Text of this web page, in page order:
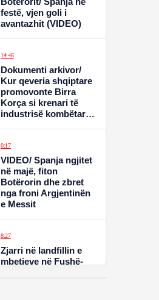
festë, vjen goli i
avantazhit (VIDEO)
14:46
Dokumenti arkivor/
Kur qeveria shqiptare
promovonte Birra
Korça si krenari të
industrisë kombëtare
0:17
VIDEO/ Spanja ngjitet
në majë, fiton
Botërorin dhe zbret
nga froni Argjentinën
e Messit
8:27
Zjarri në landfillin e
mbetjeve në Fushë-